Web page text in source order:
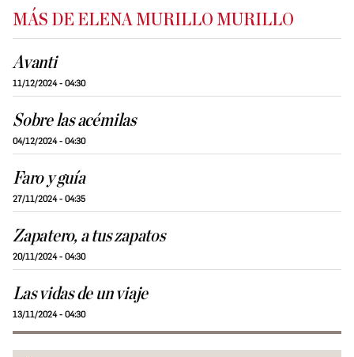
MÁS DE ELENA MURILLO MURILLO
Avanti
11/12/2024 - 04:30
Sobre las acémilas
04/12/2024 - 04:30
Faro y guía
27/11/2024 - 04:35
Zapatero, a tus zapatos
20/11/2024 - 04:30
Las vidas de un viaje
13/11/2024 - 04:30